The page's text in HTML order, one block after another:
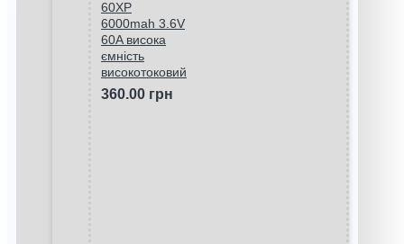
60XP
6000mah 3.6V
60A висока
ємність
високотоковий
360.00 грн